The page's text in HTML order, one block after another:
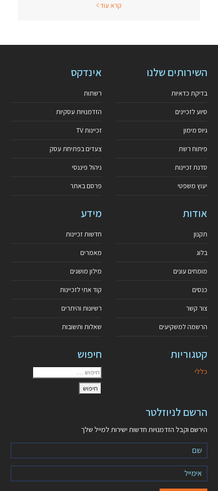
קרא עוד
השירותים שלנו
בדיקת כדאיות
סיוע לזכיינים
גיוס מימון
פיתוח רשת
סדנת זכיינות
יעוץ משפטי
אינדקס
רשתות
הזדמנויות עסקיות
זכיינות TV
צעדים בפתיחת עסק
ניהול פיננסי
פרסם באתר
אודות
תקנון
בלוג
מומחים עונים
כנסים
צור קשר
הרשמה למשקיעים
מידע
חדשות זכיינות
מאמרים
מילון מושגים
קוד אתי לזכיינות
רשיונות והיתרים
שאלות ותשובות
קטגוריות
כללי
חיפוש
הרשם לניוזלטר
הירשם וקבל הזדמנויות חדשות ישירות למייל שלך